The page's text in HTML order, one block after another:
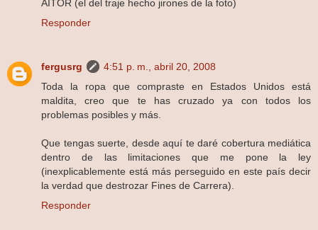
AITOR (el del traje hecho jirones de la foto)
Responder
fergusrg
4:51 p. m., abril 20, 2008
Toda la ropa que compraste en Estados Unidos está
maldita, creo que te has cruzado ya con todos los
problemas posibles y más.
Que tengas suerte, desde aquí te daré cobertura mediática
dentro de las limitaciones que me pone la ley
(inexplicablemente está más perseguido en este país decir
la verdad que destrozar Fines de Carrera).
Responder